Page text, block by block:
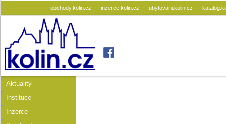
obchody.kolin.cz inzerce.kolin.cz ubytovani.kolin.cz
Aktuality
Instituce
Inzerce